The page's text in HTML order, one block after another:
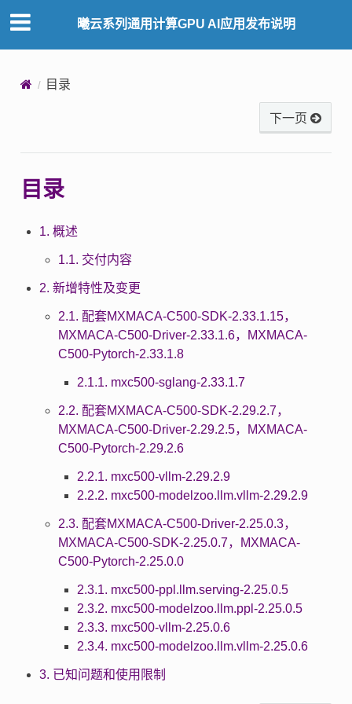
曦云系列通用计算GPU AI应用发布说明
目录
下一页
目录
1. 概述
1.1. 交付内容
2. 新增特性及变更
2.1. 配套MXMACA-C500-SDK-2.33.1.15，
MXMACA-C500-Driver-2.33.1.6，MXMACA-
C500-Pytorch-2.33.1.8
2.1.1. mxc500-sglang-2.33.1.7
2.2. 配套MXMACA-C500-SDK-2.29.2.7，
MXMACA-C500-Driver-2.29.2.5，MXMACA-
C500-Pytorch-2.29.2.6
2.2.1. mxc500-vllm-2.29.2.9
2.2.2. mxc500-modelzoo.llm.vllm-2.29.2.9
2.3. 配套MXMACA-C500-Driver-2.25.0.3，
MXMACA-C500-SDK-2.25.0.7，MXMACA-
C500-Pytorch-2.25.0.0
2.3.1. mxc500-ppl.llm.serving-2.25.0.5
2.3.2. mxc500-modelzoo.llm.ppl-2.25.0.5
2.3.3. mxc500-vllm-2.25.0.6
2.3.4. mxc500-modelzoo.llm.vllm-2.25.0.6
3. 已知问题和使用限制